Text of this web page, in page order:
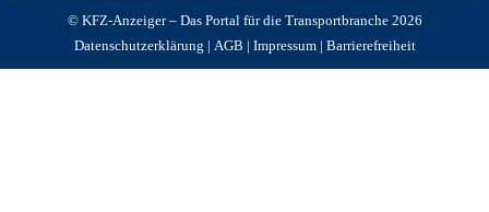
© KFZ-Anzeiger – Das Portal für die Transportbranche 2026
Datenschutzerklärung | AGB | Impressum| Barrierefreiheit